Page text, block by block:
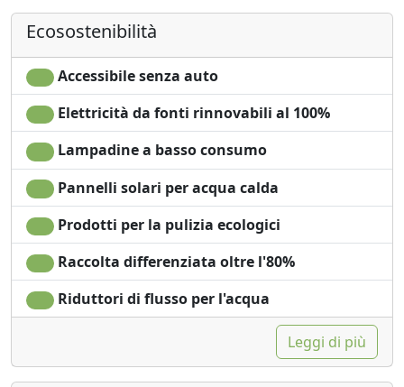
Asciugacapelli
Terrazza
Stendibiancheria
Asciugamani
Lenzuola
Armadio o
Guardaroba
Lavatrice
Vista giardino
indipendente
Microonde
Ecosostenibilità
Accessibile senza auto
Elettricità da fonti rinnovabili al 100%
Lampadine a basso consumo
Pannelli solari per acqua calda
Prodotti per la pulizia ecologici
Raccolta differenziata oltre l'80%
Riduttori di flusso per l'acqua
Leggi di più